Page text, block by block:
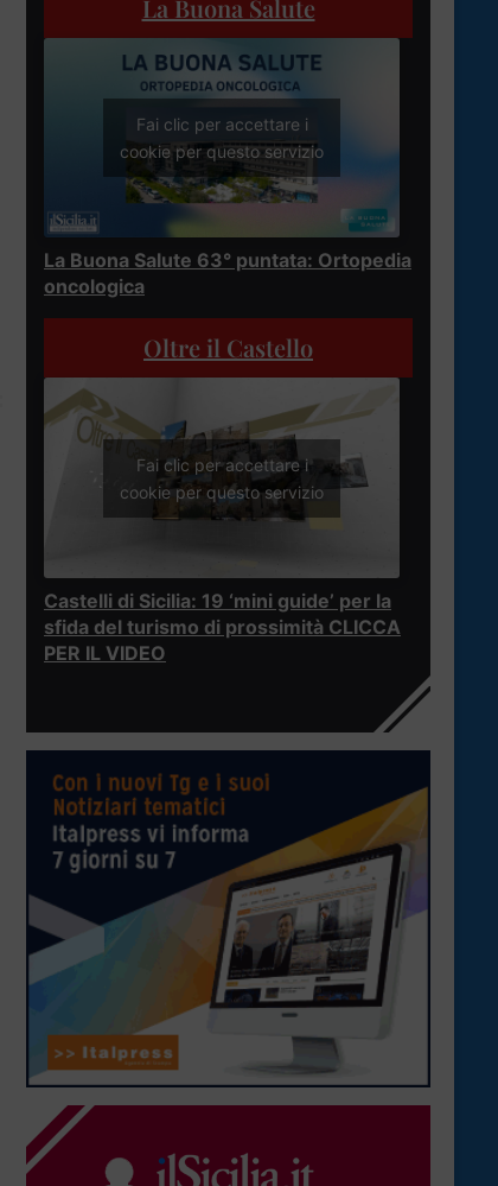
La Buona Salute
Fai clic per accettare i
cookie per questo servizio
La Buona Salute 63° puntata: Ortopedia
oncologica
Oltre il Castello
Fai clic per accettare i
cookie per questo servizio
Castelli di Sicilia: 19 ‘mini guide’ per la
sfida del turismo di prossimità CLICCA
PER IL VIDEO